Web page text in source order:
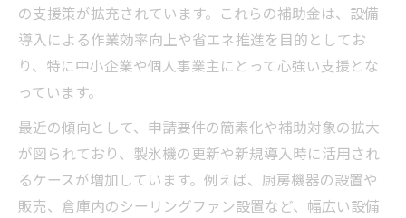
の支援策が拡充されています。これらの補助金は、設備
導入による作業効率向上や省エネ推進を目的としてお
り、特に中小企業や個人事業主にとって心強い支援とな
っています。
最近の傾向として、申請要件の簡素化や補助対象の拡大
が図られており、製氷機の更新や新規導入時に活用され
るケースが増加しています。例えば、厨房機器の設置や
販売、倉庫内のシーリングファン設置など、幅広い設備